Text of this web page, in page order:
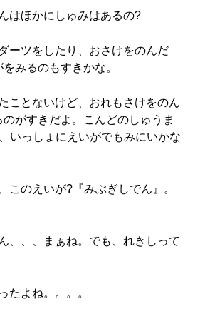
はほかにしゅみはあるの?
ーツをしたり、おさけをのんだ
みるのもすきかな。
ことないけど、おれもさけをのん
がすきだよ。こんどのしゅうま
いっしょにえいがでもみにいかな
このえいが?『みぶぎしでん』。
、、、まぁね。でも、れきしって
たよね。。。。